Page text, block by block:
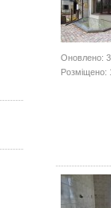
Оновлено:
Розміщено: